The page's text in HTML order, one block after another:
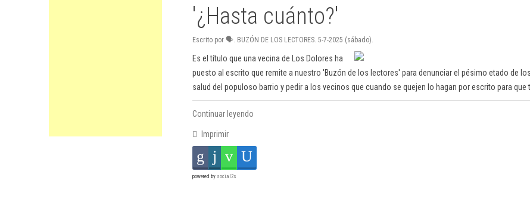
'¿Hasta cuánto?'
Escrito por 🗣. BUZÓN DE LOS LECTORES. 5-7-2025 (sábado).
Es el título que una vecina de Los Dolores ha
puesto al escrito que remite a nuestro 'Buzón de los lectores' para denunciar el pésimo etado de
salud del populoso barrio y pedir a los vecinos que cuando se quejen lo hagan por escrito para que
Continuar leyendo
Imprimir
powered by social2s